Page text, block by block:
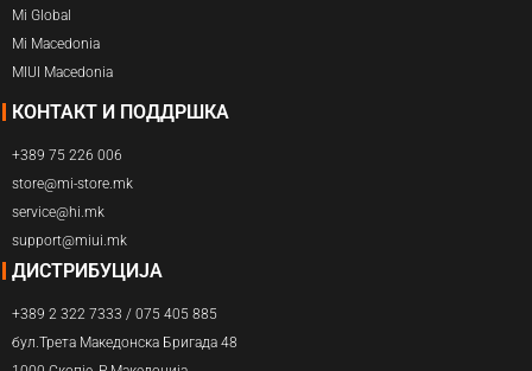
Mi Global
Mi Macedonia
MIUI Macedonia
КОНТАКТ И ПОДДРШКА
+389 75 226 006
store@mi-store.mk
service@hi.mk
support@miui.mk
ДИСТРИБУЦИЈА
+389 2 322 7333 / 075 405 885
бул.Трета Македонска Бригада 48